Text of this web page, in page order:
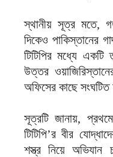
স্থানীয় সূত্র মতে,
দিকেও পাকিস্তানের
টিটিপির মধ্যে
উত্তর
অফিসের কাছে সংঘটিত
সূত্রটি জানায়,
টিটিপি’র বীর
শস্ত্র নিয়ে অভিযান